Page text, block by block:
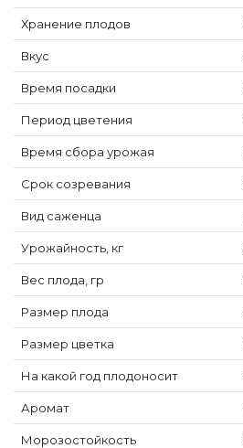
Хранение плодов
Вкус
Время посадки
Период цветения
Время сбора урожая
Срок созревания
Вид саженца
Урожайность, кг
Вес плода, гр
Размер плода
Размер цветка
На какой год плодоносит
Аромат
Морозостойкость